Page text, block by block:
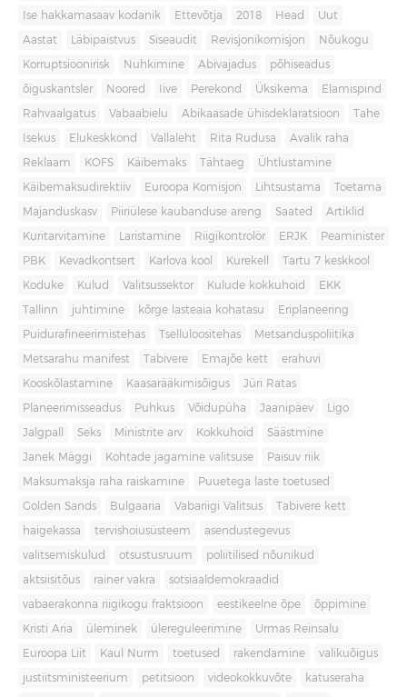
Ise hakkamasaav kodanik Ettevõtja 2018 Head Uut
Aastat Läbipaistvus Siseaudit Revisjonikomisjon Nõukogu
Korruptsioonirisk Nuhkimine Abivajadus põhiseadus
õiguskantsler Noored Iive Perekond Üksikema Elamispind
Rahvaalgatus Vabaabielu Abikaasade ühisdeklaratsioon Tahe
Isekus Elukeskkond Vallaleht Rita Rudusa Avalik raha
Reklaam KOFS Käibemaks Tähtaeg Ühtlustamine
Käibemaksudirektiiv Euroopa Komisjon Lihtsustama Toetama
Majanduskasv Piiriülese kaubanduse areng Saated Artiklid
Kuritarvitamine Laristamine Riigikontrolör ERJK Peaminister
PBK Kevadkontsert Karlova kool Kurekell Tartu 7 keskkool
Koduke Kulud Valitsussektor Kulude kokkuhoid EKK
Tallinn juhtimine kõrge lasteaia kohatasu Eriplaneering
Puidurafineerimistehas Tselluloositehas Metsanduspoliitika
Metsarahu manifest Tabivere Emajõe kett erahuvi
Kooskõlastamine Kaasarääkimisõigus Jüri Ratas
Planeerimisseadus Puhkus Võidupüha Jaanipäev Ligo
Jalgpall Seks Ministrite arv Kokkuhoid Säästmine
Janek Mäggi Kohtade jagamine valitsuse Paisuv riik
Maksumaksja raha raiskamine Puuetega laste toetused
Golden Sands Bulgaaria Vabariigi Valitsus Tabivere kett
haigekassa tervishoiusüsteem asendustegevus
valitsemiskulud otsustusruum poliitilised nõunikud
aktsiisitõus rainer vakra sotsiaaldemokraadid
vabaerakonna riigikogu fraktsioon eestikeelne õpe õppimine
Kristi Aria üleminek ülereguleerimine Urmas Reinsalu
Euroopa Liit Kaul Nurm toetused rakendamine valikuõigus
justiitsministeerium petitsioon videokokkuvõte katuseraha